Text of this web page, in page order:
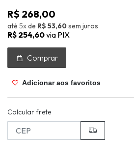
R$ 268,00
até 5xde R$ 53,60sem juros
R$ 254,60via PIX
Comprar
Adicionar aos favoritos
Calcular frete